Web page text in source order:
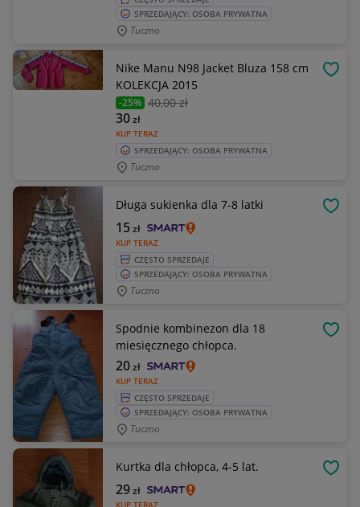
SPRZEDAJĄCY: OSOBA PRYWATNA
Tuczno
Nike Manu N98 Jacket Bluza 158 cm
KOLEKCJA 2015
-25% 40,00 zł
KUP TERAZ
30zł
SPRZEDAJĄCY: OSOBA PRYWATNA
Tuczno
Długa sukienka dla 7-8 latki
KUP TERAZ
15zł
CZĘSTO SPRZEDAJE
SPRZEDAJĄCY: OSOBA PRYWATNA
Tuczno
Spodnie kombinezon dla 18
miesięcznego chłopca.
KUP TERAZ
20zł
CZĘSTO SPRZEDAJE
SPRZEDAJĄCY: OSOBA PRYWATNA
Tuczno
Kurtka dla chłopca, 4-5 lat.
KUP TERAZ
29zł